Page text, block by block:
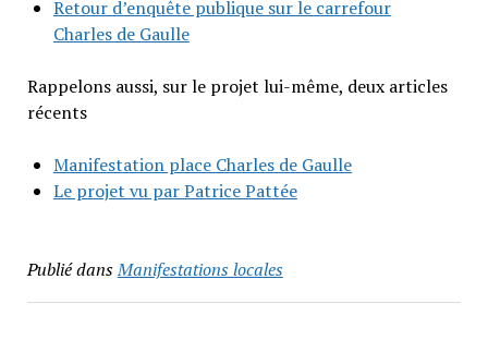
Retour d’enquête publique sur le carrefour
Charles de Gaulle
Rappelons aussi, sur le projet lui-même, deux articles
récents
Manifestation place Charles de Gaulle
Le projet vu par Patrice Pattée
Publié dansManifestations locales